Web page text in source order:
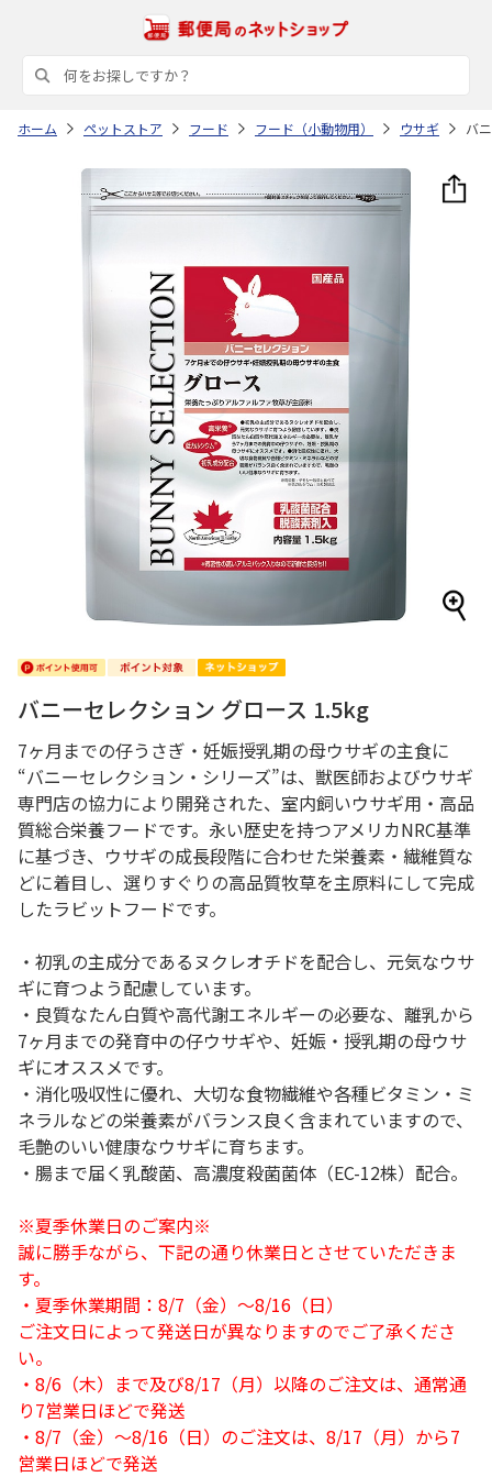
ホーム ペットストア フード フード（小動物用） ウサギ バ
バニーセレクション グロース 1.5kg
7ヶ月までの仔うさぎ・妊娠授乳期の母ウサギの主食に
“バニーセレクション・シリーズ”は、獣医師およびウサギ
専門店の協力により開発された、室内飼いウサギ用・高品
質総合栄養フードです。永い歴史を持つアメリカNRC基準
に基づき、ウサギの成長段階に合わせた栄養素・繊維質な
どに着目し、選りすぐりの高品質牧草を主原料にして完成
したラビットフードです。
・初乳の主成分であるヌクレオチドを配合し、元気なウサ
ギに育つよう配慮しています。
・良質なたん白質や高代謝エネルギーの必要な、離乳から
7ヶ月までの発育中の仔ウサギや、妊娠・授乳期の母ウサ
ギにオススメです。
・消化吸収性に優れ、大切な食物繊維や各種ビタミン・ミ
ネラルなどの栄養素がバランス良く含まれていますので、
毛艶のいい健康なウサギに育ちます。
・腸まで届く乳酸菌、高濃度殺菌菌体（EC-12株）配合。
※夏季休業日のご案内※
誠に勝手ながら、下記の通り休業日とさせていただきま
す。
・夏季休業期間：8/7（金）～8/16（日）
ご注文日によって発送日が異なりますのでご了承くださ
い。
・8/6（木）まで及び8/17（月）以降のご注文は、通常通
り7営業日ほどで発送
・8/7（金）～8/16（日）のご注文は、8/17（月）から7
営業日ほどで発送